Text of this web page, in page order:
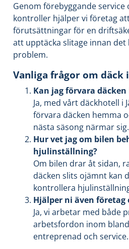
Genom förebyggande service
kontroller hjälper vi företag
förutsättningar för en
att upptäcka slitage innan
problem.
Vanliga frågor om däck
Kan jag förvara däcken
Ja, med vårt däckhotell i
förvara däcken hemma
nästa säsong närmar sig.
Hur vet jag om bilen
hjulinställning?
Om bilen drar åt sidan,
däcken slits ojämnt kan
kontrollera
Hjälper ni även företag
Ja, vi arbetar med både
arbetsfordon inom
entreprenad och service.